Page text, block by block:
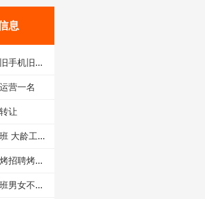
息
手机旧电
营一名
让
大龄工大
招聘烤工
男女不限